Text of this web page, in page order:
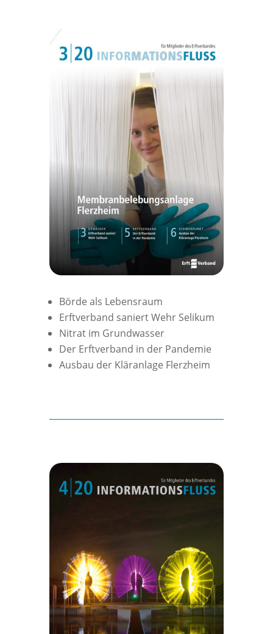
Börde als Lebensraum
Erftverband saniert Wehr Selikum
Nitrat im Grundwasser
Der Erftverband in der Pandemie
Ausbau der Kläranlage Flerzheim